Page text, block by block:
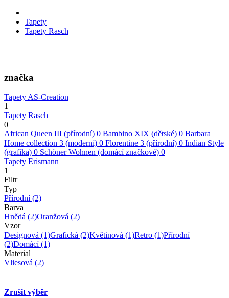
Tapety
Tapety Rasch
značka
Tapety AS-Creation
1
Tapety Rasch
0
African Queen III (přírodní) 0 Bambino XIX (dětské) 0 Barbara
Home collection 3 (moderní) 0 Florentine 3 (přírodní) 0 Indian Style
(grafika) 0 Schöner Wohnen (domácí značkové) 0
Tapety Erismann
1
Filtr
Typ
Přírodní(2)
Barva
Hnědá (2)Oranžová (2)
Vzor
Designová (1)Grafická (2)Květinová (1)Retro (1)Přírodní
(2)Domácí(1)
Material
Vliesová (2)
Zrušit výběr